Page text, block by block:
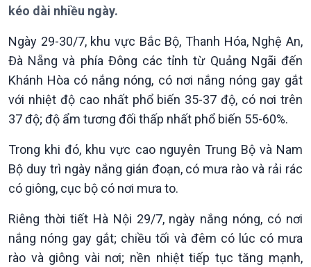
Chính trị
Tin Chính trị
Chính phủ với người dân
Quốc hội với cử tri
Xây dựng đảng
Đảng trong cuộc sống
Nhận diện sự thật
Pháp luật và đời sống
Tin thế giới
Vấn đề quốc tế
Hồ sơ sự kiện quốc tế
Thế giới & Việt Nam
Biên cương - Một dải vững
bền
kéo dài nhiều ngày.
Ngày 29-30/7, khu vực Bắc Bộ, Thanh Hóa, Nghệ An,
Đà Nẵng và phía Đông các tỉnh từ Quảng Ngãi đến
Khánh Hòa có nắng nóng, có nơi nắng nóng gay gắt
với nhiệt độ cao nhất phổ biến 35-37 độ, có nơi trên
37 độ; độ ẩm tương đối thấp nhất phổ biến 55-60%.
Trong khi đó, khu vực cao nguyên Trung Bộ và Nam
Bộ duy trì ngày nắng gián đoạn, có mưa rào và rải rác
có giông, cục bộ có nơi mưa to.
Riêng thời tiết Hà Nội 29/7, ngày nắng nóng, có nơi
nắng nóng gay gắt; chiều tối và đêm có lúc có mưa
rào và giông vài nơi; nền nhiệt tiếp tục tăng mạnh,